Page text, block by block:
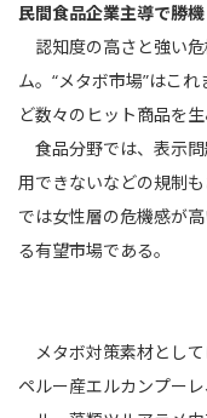
民間食品企業主導で勝機
認知度の高さと強い
ム。“メタボ市場”はこ
ど数々のヒット商品を生
食品分野では、表示
用できないなどの規制
では女性層の危機感が
る有望市場である。
メタボ対策素材とし
ペルー産エルカンプー